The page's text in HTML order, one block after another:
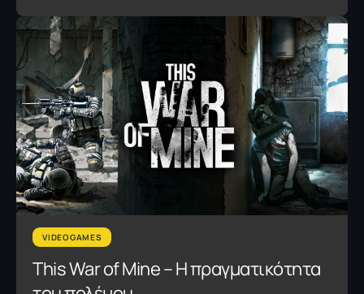
VIDEOGAMES
This War of Mine – Η πραγματικότητα